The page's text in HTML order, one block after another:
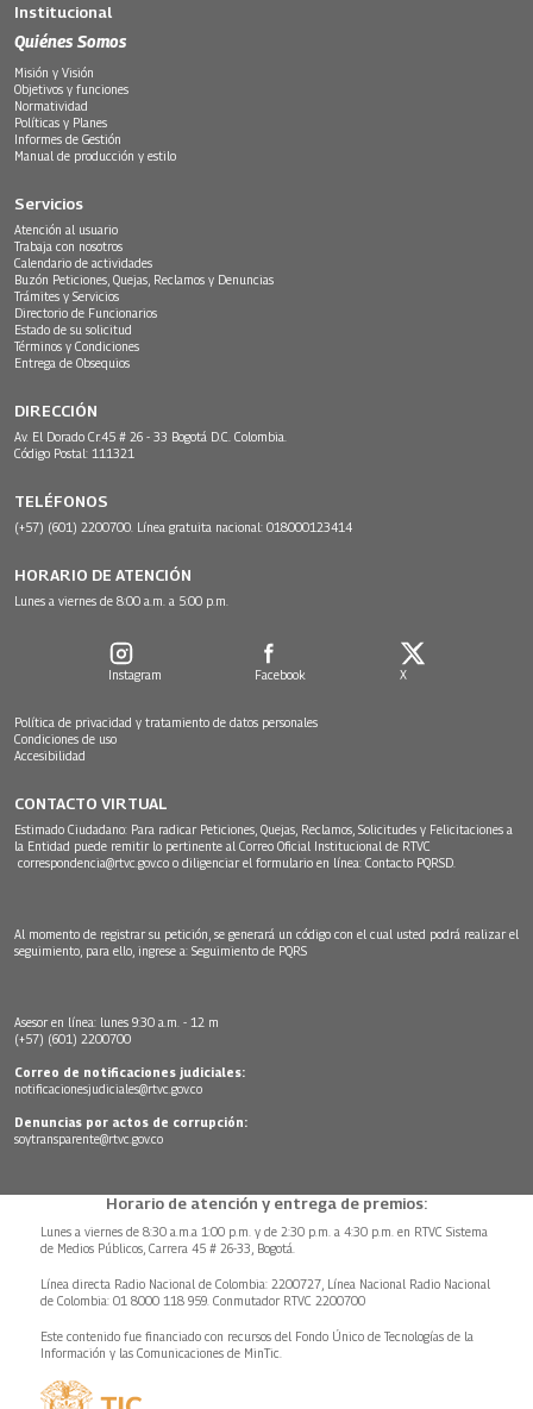
Institucional
Quiénes Somos
Misión y Visión
Objetivos y funciones
Normatividad
Políticas y Planes
Informes de Gestión
Manual de producción y estilo
Servicios
Atención al usuario
Trabaja con nosotros
Calendario de actividades
Buzón Peticiones, Quejas, Reclamos y Denuncias
Trámites y Servicios
Directorio de Funcionarios
Estado de su solicitud
Términos y Condiciones
Entrega de Obsequios
DIRECCIÓN
Av. El Dorado Cr.45 # 26 - 33 Bogotá D.C. Colombia.
Código Postal: 111321
TELÉFONOS
(+57) (601) 2200700. Línea gratuita nacional: 018000123414
HORARIO DE ATENCIÓN
Lunes a viernes de 8:00 a.m. a 5:00 p.m.
Instagram Facebook X
Política de privacidad y tratamiento de datos personales
Condiciones de uso
Accesibilidad
CONTACTO VIRTUAL
Estimado Ciudadano: Para radicar Peticiones, Quejas, Reclamos, Solicitudes y Felicitaciones a
la Entidad puede remitir lo pertinente al Correo Oficial Institucional de RTVC
correspondencia@rtvc.gov.co o diligenciar el formulario en línea: Contacto PQRSD.
Al momento de registrar su petición, se generará un código con el cual usted podrá realizar el
seguimiento, para ello, ingrese a: Seguimiento de PQRS
Asesor en línea: lunes 9:30 a.m. - 12 m
(+57) (601) 2200700
Correo de notificaciones judiciales:
notificacionesjudiciales@rtvc.gov.co
Denuncias por actos de corrupción:
soytransparente@rtvc.gov.co
Horario de atención y entrega de premios:
Lunes a viernes de 8:30 a.m.a 1:00 p.m. y de 2:30 p.m. a 4:30 p.m. en RTVC Sistema
de Medios Públicos, Carrera 45 # 26-33, Bogotá.
Línea directa Radio Nacional de Colombia: 2200727, Línea Nacional Radio Nacional
de Colombia: 01 8000 118 959. Conmutador RTVC 2200700
Este contenido fue financiado con recursos del Fondo Único de Tecnologías de la
Información y las Comunicaciones de MinTic.